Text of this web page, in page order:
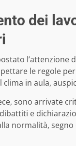
dei
le regole
clima in aula,
sono arrivate
dibattiti e
normalità,